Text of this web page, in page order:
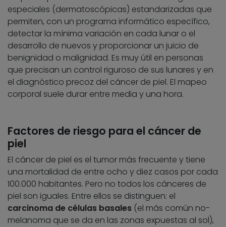
especiales (dermatoscópicas) estandarizadas que
permiten, con un programa informático específico,
detectar la mínima variación en cada lunar o el
desarrollo de nuevos y proporcionar un juicio de
benignidad o malignidad. Es muy útil en personas
que precisan un control riguroso de sus lunares y en
el diagnóstico precoz del cáncer de piel. El mapeo
corporal suele durar entre media y una hora.
Factores de riesgo para el cáncer de
piel
El cáncer de piel es el tumor más frecuente y tiene
una mortalidad de entre ocho y diez casos por cada
100.000 habitantes. Pero no todos los cánceres de
piel son iguales. Entre ellos se distinguen: el
carcinoma de células basales (el más común no-
melanoma que se da en las zonas expuestas al sol),